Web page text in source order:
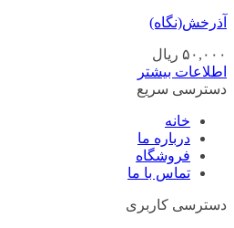
آذرخش(نگاه)
۵۰,۰۰۰ ریال
اطلاعات بیشتر
دسترسی سریع
خانه
درباره ما
فروشگاه
تماس با ما
دسترسی کاربری